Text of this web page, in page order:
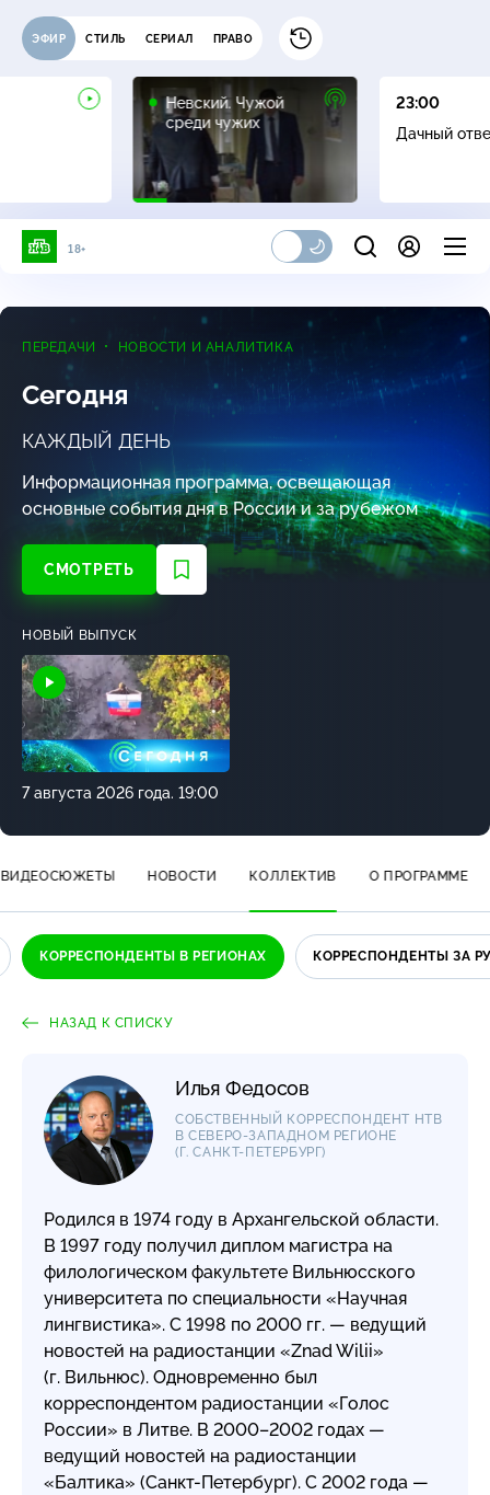
ЭФИР СТИЛЬ СЕРИАЛ ПРАВО
Невский. Чужой
среди чужих
16+
23:00
Дачный
18+
ПЕРЕДАЧИ НОВОСТИ И АНАЛИТИКА
Сегодня
КАЖДЫЙ ДЕНЬ
Информационная программа, освещающая
основные события дня в России и за рубежом
СМОТРЕТЬ
НОВЫЙ ВЫПУСК
7 августа 2026 года. 19:00
ВИДЕОСЮЖЕТЫ НОВОСТИ КОЛЛЕКТИВ О ПРОГРАММЕ
КОРРЕСПОНДЕНТЫ В РЕГИОНАХ КОРРЕСПОНДЕНТЫ ЗА
НАЗАД К СПИСКУ
Илья Федосов
СОБСТВЕННЫЙ КОРРЕСПОНДЕНТ НТВ
ВСЕВЕРО-ЗАПАДНОМ РЕГИОНЕ
(Г. САНКТ-ПЕТЕРБУРГ)
Родился в 1974 году в Архангельской области.
В 1997 году получил диплом магистра на
филологическом факультете Вильнюсского
университета по специальности «Научная
лингвистика». С 1998 по 2000 гг. — ведущий
новостей на радиостанции «Znad Wilii»
(г. Вильнюс). Одновременно был
корреспондентом радиостанции «Голос
России» в Литве. В 2000–2002 годах —
ведущий новостей на радиостанции
«Балтика» (Санкт-Петербург). С 2002 года —